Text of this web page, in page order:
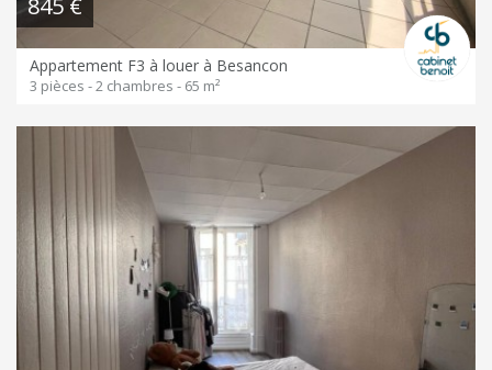
845 €
Appartement F3 à louer à Besancon
3 pièces - 2 chambres - 65 m²